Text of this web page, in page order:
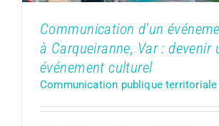
Communication d’un
à Carqueiranne, Var : devenir
événement culturel
Communication publique territoriale